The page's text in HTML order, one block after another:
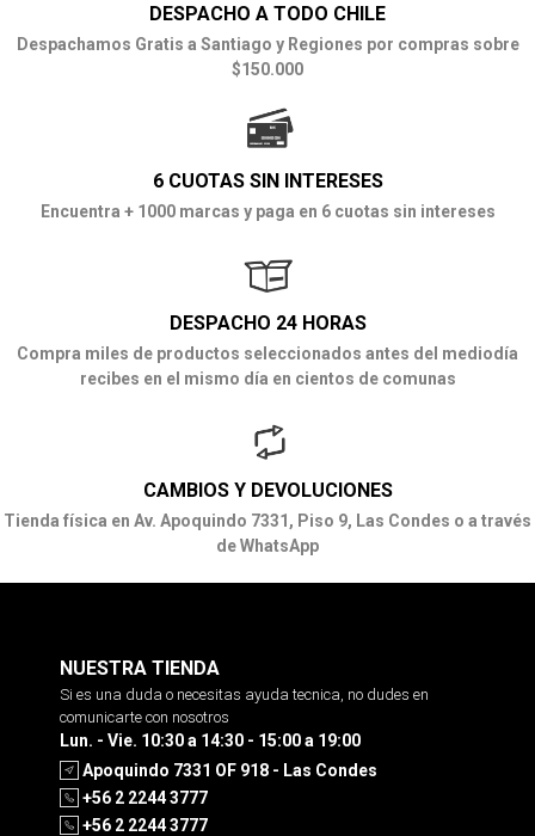
DESPACHO A TODO CHILE
Despachamos Gratis a Santiago y Regiones por compras sobre
$150.000
6 CUOTAS SIN INTERESES
Encuentra + 1000 marcas y paga en 6 cuotas sin intereses
DESPACHO 24 HORAS
Compra miles de productos seleccionados antes del mediodía
recibes en el mismo día en cientos de comunas
CAMBIOS Y DEVOLUCIONES
Tienda física en Av. Apoquindo 7331, Piso 9, Las Condes o a través
de WhatsApp
NUESTRA TIENDA
Si es una duda o necesitas ayuda tecnica, no dudes en
comunicarte con nosotros
Lun. - Vie. 10:30 a 14:30 - 15:00 a 19:00
Apoquindo 7331 OF 918 - Las Condes
+56 2 2244 3777
+56 2 2244 3777